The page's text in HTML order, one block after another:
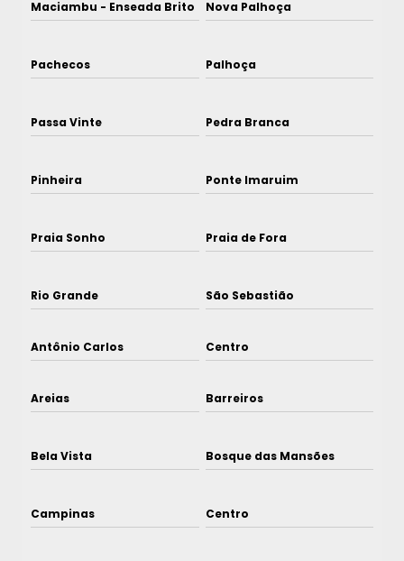
Maciambu - Enseada Brito Nova Palhoça
Pachecos Palhoça
Passa Vinte Pedra Branca
Pinheira Ponte Imaruim
Praia Sonho Praia de Fora
Rio Grande São Sebastião
Antônio Carlos Centro
Areias Barreiros
Bela Vista Bosque das Mansões
Campinas Centro